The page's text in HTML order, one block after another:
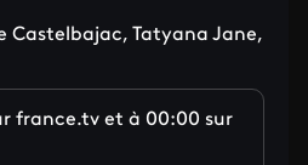
Castelbajac, Tatyana Jane,
france.tv et à 00:00 sur